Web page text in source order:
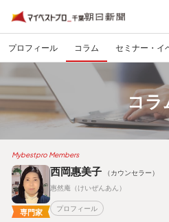
プロフィール コラム セミナー・イ
コラ
Mybestpro Members
専門家
西岡惠美子
（カウンセラー）
惠然庵（けいぜんあん）
プロフィール